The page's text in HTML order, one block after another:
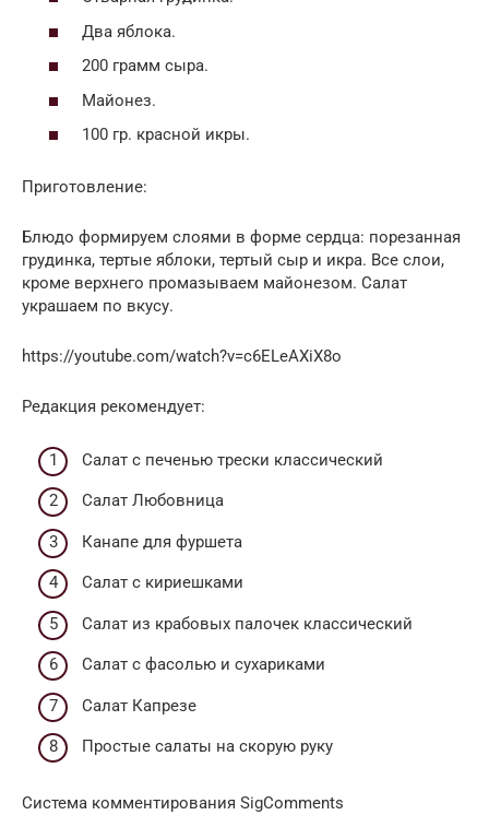
Два яблока.
200 грамм сыра.
Майонез.
100 гр. красной икры.
Приготовление:
Блюдо формируем слоями в форме сердца: порезанная
грудинка, тертые яблоки, тертый сыр и икра. Все слои,
кроме верхнего промазываем майонезом. Салат
украшаем по вкусу.
https://youtube.com/watch?v=c6ELeAXiX8o
Редакция рекомендует:
Cалат с печенью трески классический
Салат Любовница
Канапе для фуршета
Салат с кириешками
Салат из крабовых палочек классический
Салат с фасолью и сухариками
Салат Капрезе
Простые салаты на скорую руку
Система комментирования SigComments